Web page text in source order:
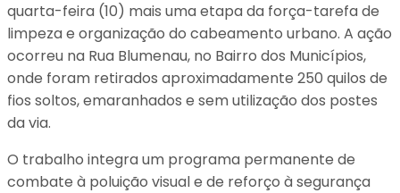
quarta-feira (10) mais uma etapa da força-tarefa de
limpeza e organização do cabeamento urbano. A ação
ocorreu na Rua Blumenau, no Bairro dos Municípios,
onde foram retirados aproximadamente 250 quilos de
fios soltos, emaranhados e sem utilização dos postes
da via.
O trabalho integra um programa permanente de
combate à poluição visual e de reforço à segurança